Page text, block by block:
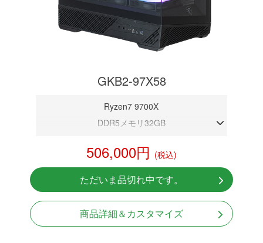
GKB2-97X58
Ryzen7 9700X
DDR5メモリ32GB
NVMeSSD 1TB
無線LAN Bluetooth対応
Windows11 Home 64bit
LCDスクリーン搭載
506,000円 (税込)
ただいま品切れ中です。
商品詳細＆カスタマイズ